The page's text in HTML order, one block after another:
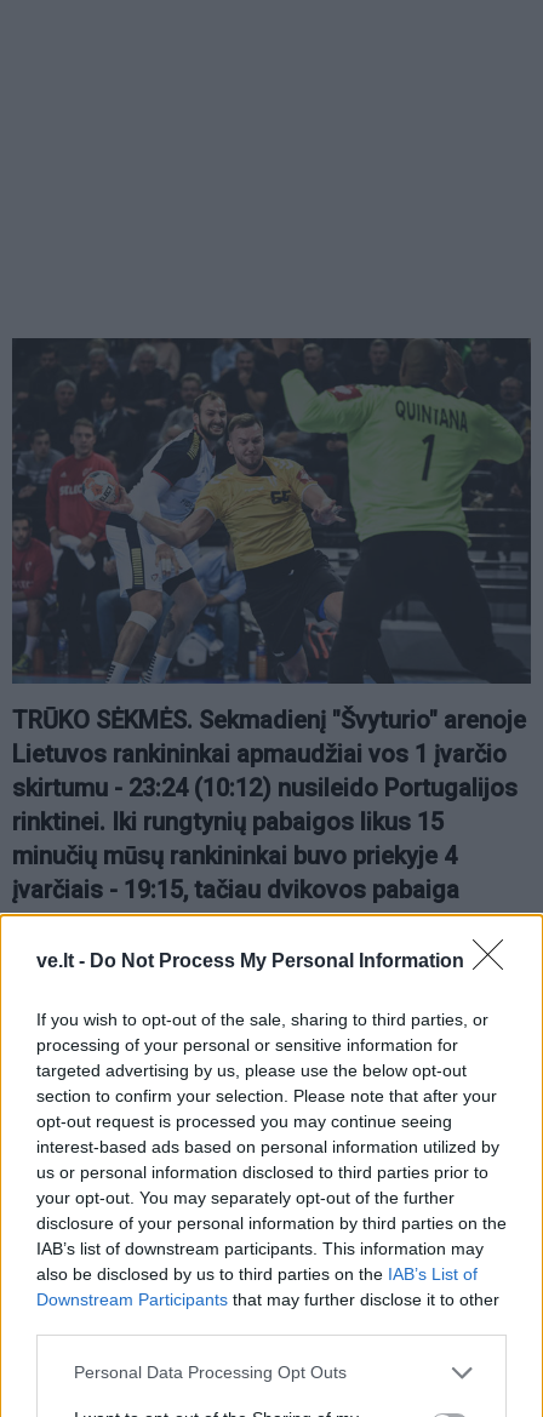
ve.lt - Do Not Process My Personal Information
If you wish to opt-out of the sale, sharing to third parties, or
processing of your personal or sensitive information for
targeted advertising by us, please use the below opt-out
section to confirm your selection. Please note that after your
opt-out request is processed you may continue seeing
interest-based ads based on personal information utilized by
us or personal information disclosed to third parties prior to
your opt-out. You may separately opt-out of the further
disclosure of your personal information by third parties on the
IAB’s list of downstream participants. This information may
also be disclosed by us to third parties on the IAB’s List of
Downstream Participants that may further disclose it to other
Personal Data Processing Opt Outs
TRŪKO SĖKMĖS. Sekmadienį "Švyturio" arenoje
Lietuvos rankininkai apmaudžiai vos 1 įvarčio
skirtumu - 23:24 (10:12) nusileido Portugalijos
rinktinei. Iki rungtynių pabaigos likus 15
minučių mūsų rankininkai buvo priekyje 4
įvarčiais - 19:15, tačiau dvikovos pabaiga
lietuviams susiklostė itin nesėkmingai.
Virginijos KESMINĖS nuotr.
Į Klaipėdą iš emigracijos
grįžusi Karina Kučinskienė
įvardijo didžiausią savo
norą
Jūros šventę anksčiau
puošęs Anatolijus
Klemencovas: gal jau
užtenka